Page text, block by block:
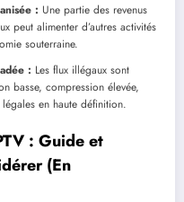
: Une partie des revenus
peut alimenter d’autres activités
souterraine.
: Les flux illégaux sont
basse, compression élevée,
en haute définition.
: Guide et
(En